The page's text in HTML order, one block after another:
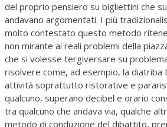
del proprio pensiero su bigliettini che
andavano argomentati. I più
molto contestato questo metodo
non mirante ai reali problemi della
che si volesse tergiversare su
risolvere come, ad esempio, la diatriba
attività soprattutto ristorative e
qualcuno, superano decibel e orario
tra qualcuno che andava via, qualche
metodo di conduzione del dibattito,